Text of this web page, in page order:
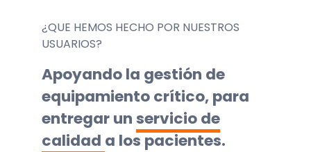
¿QUE HEMOS HECHO POR NUESTROS
USUARIOS?
Apoyando la gestión de
equipamiento crítico, para
entregar unservicio de
calidad a los pacientes.